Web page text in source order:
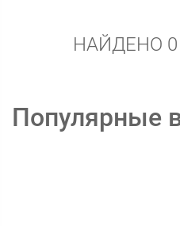
НАЙДЕНО
Популярные